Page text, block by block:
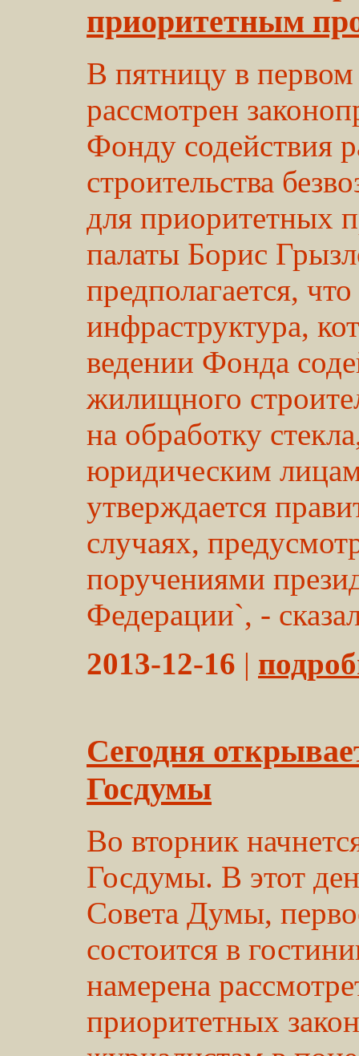
приоритетным
В пятницу в
рассмотрен
Фонду содействия
строительства
для приоритетных
палаты Борис
предполагается,
инфраструктура,
ведении Фонда
жилищного
на обработку
юридическим
утверждается
случаях,
поручениями
Федерации`, -
2013-12-16 |
Сегодня
Госдумы
Во вторник
Госдумы. В этот
Совета Думы,
состоится в
намерена
приоритетных